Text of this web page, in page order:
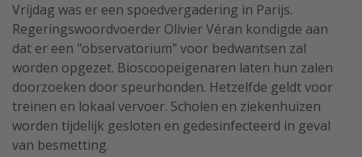
Vrijdag was er een spoedvergadering in Parijs.
Regeringswoordvoerder Olivier Véran kondigde aan
dat er een "observatorium" voor bedwantsen zal
worden opgezet. Bioscoopeigenaren laten hun zalen
doorzoeken door speurhonden. Hetzelfde geldt voor
treinen en lokaal vervoer. Scholen en ziekenhuizen
worden tijdelijk gesloten en gedesinfecteerd in geval
van besmetting.